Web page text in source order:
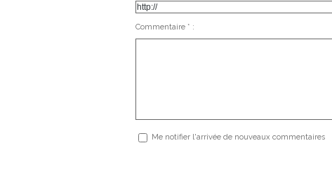
Commentaire * :
Me notifier l'arrivée de nouveaux commentaires